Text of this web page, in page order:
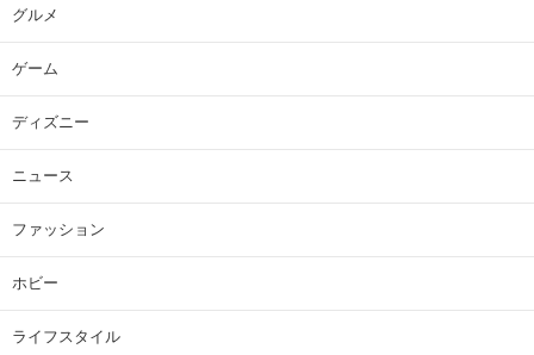
グルメ
ゲーム
ディズニー
ニュース
ファッション
ホビー
ライフスタイル